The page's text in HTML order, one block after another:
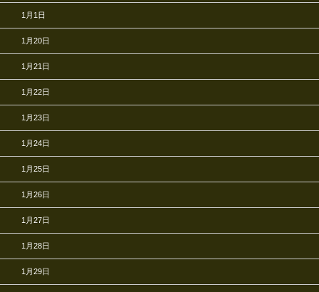
1月1日
1月20日
1月21日
1月22日
1月23日
1月24日
1月25日
1月26日
1月27日
1月28日
1月29日